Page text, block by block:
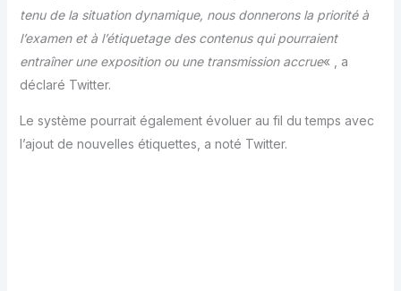
tenu de la situation dynamique, nous donnerons la priorité à
l’examen et à l’étiquetage des contenus qui pourraient
entraîner une exposition ou une transmission accrue« , a
déclaré Twitter.
Le système pourrait également évoluer au fil du temps avec
l’ajout de nouvelles étiquettes, a noté Twitter.